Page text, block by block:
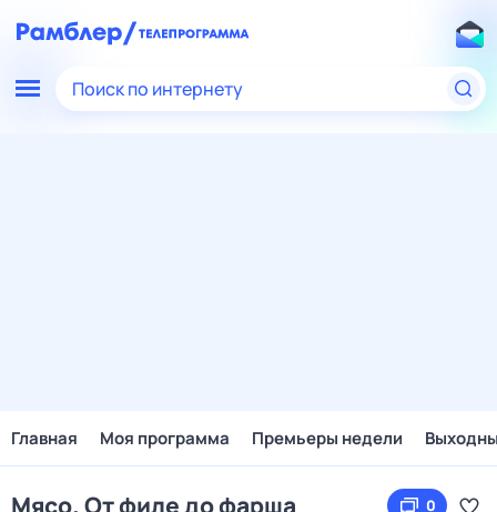
Поиск по интернету
Главная Моя программа Премьеры недели
Мясо. От филе до фарша 0